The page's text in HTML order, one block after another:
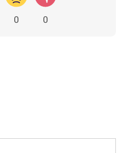
0 0